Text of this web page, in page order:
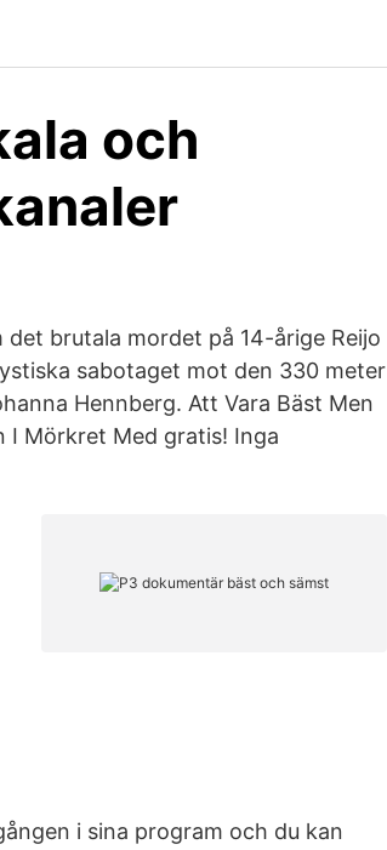
och
det brutala mordet på 14-årige Reijo
sabotaget mot den 330 meter
Hennberg. Att Vara Bäst Men
I Mörkret Med gratis! Inga
i sina program och du kan